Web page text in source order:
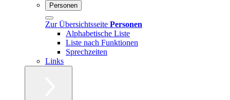
Personen
Zur Übersichtsseite Personen
Alphabetische Liste
Liste nach Funktionen
Sprechzeiten
Links